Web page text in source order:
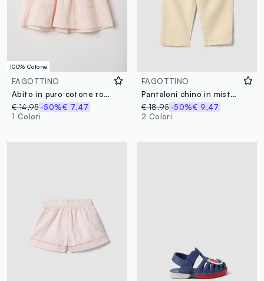
100% Cotone
FAGOTTINO
Abito in puro cotone rosa da neonata regular fit
€ 14,95-50%€ 7,47
1 Colori
FAGOTTINO
Pantaloni chino in misto lino e cotone beige da bimbo regular fit
€ 18,95 -50%€ 9,47
2 Colori